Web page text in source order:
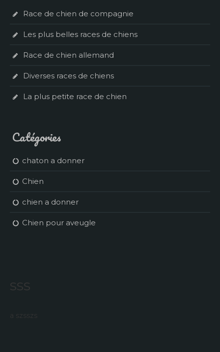
Race de chien de compagnie
Les plus belles races de chiens
Race de chien allemand
Diverses races de chiens
La plus petite race de chien
Catégories
chaton a donner
Chien
chien a donner
Chien pour aveugle
sss
a szsszs